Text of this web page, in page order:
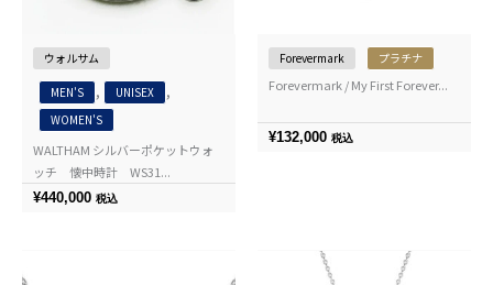
ウォルサム
MEN'S , UNISEX ,
WOMEN'S
WALTHAM シルバーポケットウォ
ッチ 懐中時計 WS31...
¥440,000 税込
Forevermark プラチナ
Forevermark / My First Forever...
¥132,000 税込